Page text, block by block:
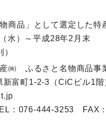
商品」として選定した特
水）～平成28年2月末
㈱ ふるさと名物商品事
富町1-2-3（CiCビル1階
：076-444-3253 FAX